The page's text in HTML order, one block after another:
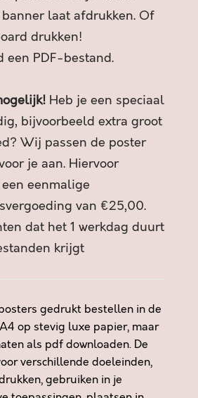
laat afdrukken. Of
drukken!
een PDF-bestand.
Heb je een speciaal
bijvoorbeeld extra groot
Wij passen de poster
je aan. Hiervoor
eenmalige
van €25,00.
dat het 1 werkdag duurt
krijgt
gedrukt bestellen in de
op stevig luxe papier, maar
als pdf downloaden. De
verschillende doeleinden,
gebruiken in je